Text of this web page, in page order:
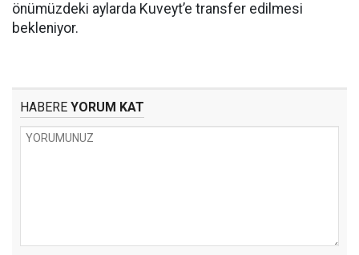
önümüzdeki aylarda Kuveyt’e transfer edilmesi
bekleniyor.
HABERE YORUM KAT